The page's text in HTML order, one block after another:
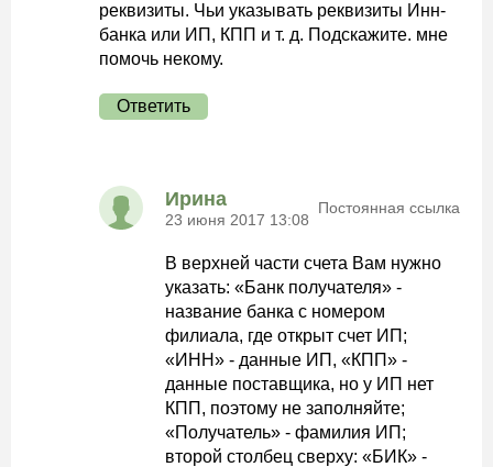
реквизиты. Чьи указывать реквизиты Инн-
банка или ИП, КПП и т. д. Подскажите. мне
помочь некому.
Ответить
Ирина
23 июня 2017 13:08
Постоянная ссылка
В верхней части счета Вам нужно
указать: «Банк получателя» -
название банка с номером
филиала, где открыт счет ИП;
«ИНН» - данные ИП, «КПП» -
данные поставщика, но у ИП нет
КПП, поэтому не заполняйте;
«Получатель» - фамилия ИП;
второй столбец сверху: «БИК» -